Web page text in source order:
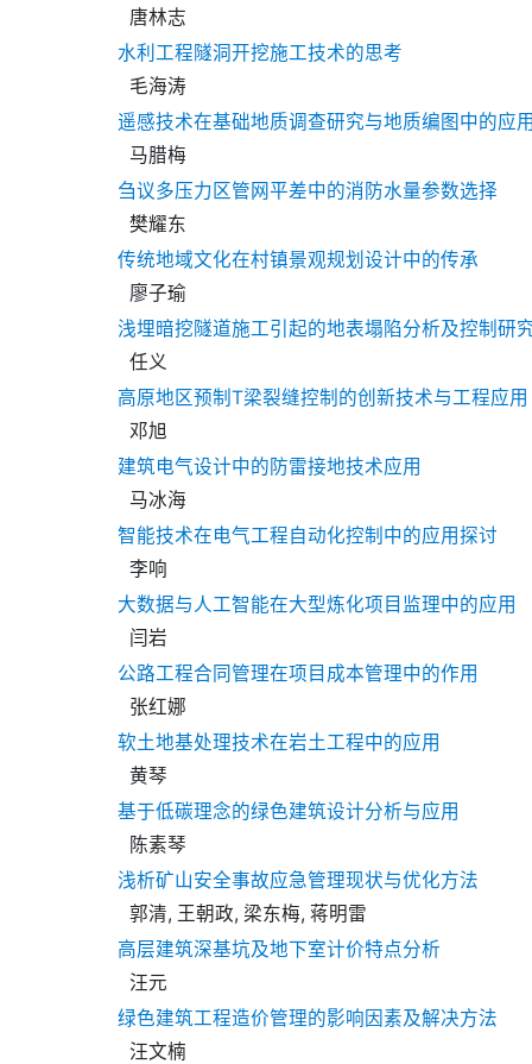
唐林志
水利工程隧洞开挖施工技术的思考
毛海涛
遥感技术在基础地质调查研究与地质编图中的应
马腊梅
刍议多压力区管网平差中的消防水量参数选择
樊耀东
传统地域文化在村镇景观规划设计中的传承
廖子瑜
浅埋暗挖隧道施工引起的地表塌陷分析及控制研
任义
高原地区预制T梁裂缝控制的创新技术与工程应用
邓旭
建筑电气设计中的防雷接地技术应用
马冰海
智能技术在电气工程自动化控制中的应用探讨
李响
大数据与人工智能在大型炼化项目监理中的应用
闫岩
公路工程合同管理在项目成本管理中的作用
张红娜
软土地基处理技术在岩土工程中的应用
黄琴
基于低碳理念的绿色建筑设计分析与应用
陈素琴
浅析矿山安全事故应急管理现状与优化方法
郭清, 王朝政, 梁东梅, 蒋明雷
高层建筑深基坑及地下室计价特点分析
汪元
绿色建筑工程造价管理的影响因素及解决方法
汪文楠